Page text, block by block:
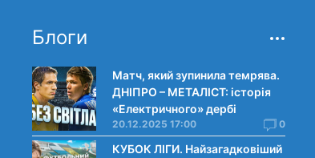
Блоги
Матч, який зупинила темрява.
ДНІПРО – МЕТАЛІСТ: історія
«Електричного» дербі
20.12.2025 17:00 0
КУБОК ЛІГИ. Найзагадковіший